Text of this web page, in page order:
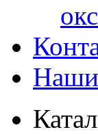
Наши